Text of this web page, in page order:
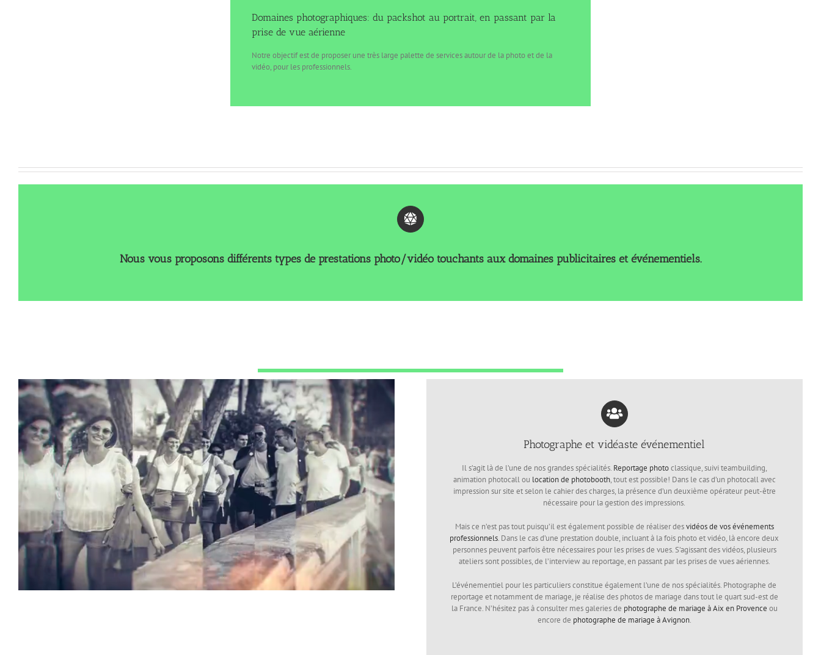
Domaines photographiques: du packshot au portrait , en passant par la
prise de vue aérienne
Notre objectif est de proposer une très large palette de services autour de la photo et de la
vidéo, pour les professionnels.
Nous vous proposons différents types de prestations photo/vidéo touchants aux domaines publicitaires et événementiels.
Photographe et vidéaste événementiel
Il s’agit là de l’une de nos grandes spécialités. Reportage photoclassique, suivi teambuilding,
animation photocall ou location de photobooth, tout est possible! Dans le cas d’un photocall avec
impression sur site et selon le cahier des charges, la présence d’un deuxième opérateur peut-être
nécessaire pour la gestion des impressions.
Mais ce n’est pas tout puisqu’il est également possible de réaliser desvidéos de vos événements
professionnels. Dans le cas d’une prestation double, incluant à la fois photo et vidéo, là encore deux
personnes peuvent parfois être nécessaires pour les prises de vues. S’agissant des vidéos, plusieurs
ateliers sont possibles, de l’interview au reportage, en passant par les prises de vues aériennes.
L’événementiel pour les particuliers constitue également l’une de nos spécialités. Photographe de
reportage et notamment de mariage, je réalise des photos de mariage dans tout le quart sud-est de
la France. N’hésitez pas à consulter mes galeries de photographe de mariage à Aix en Provence ou
encore de photographe de mariage à Avignon.